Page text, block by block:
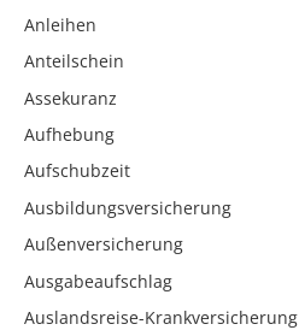
Anleihen
Anteilschein
Assekuranz
Aufhebung
Aufschubzeit
Ausbildungsversicherung
Außenversicherung
Ausgabeaufschlag
Auslandsreise-Krankversicherung